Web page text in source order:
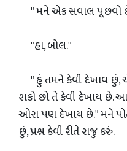
" મને એક સવાલ પૂછવો
"હા, બોલ."
" હું તમને કેવી દેખાવ
શકો છો તે કેવી દેખાય છે.
ઓરા પણ દેખાય છે." મને
છું, પ્રશ્ન કેવી રીતે રાજુ કરું.